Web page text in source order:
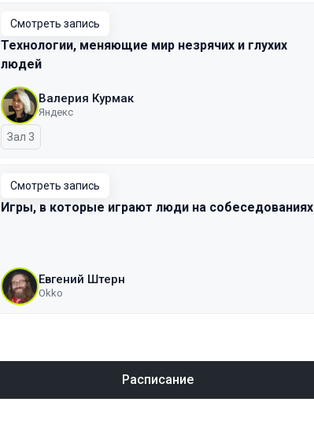
Смотреть запись
Технологии, меняющие мир незрячих и глухих
людей
Валерия Курмак
Яндекс
Зал 3
Смотреть запись
Игры, в которые играют люди на собеседованиях
Евгений Штерн
Okko
Расписание